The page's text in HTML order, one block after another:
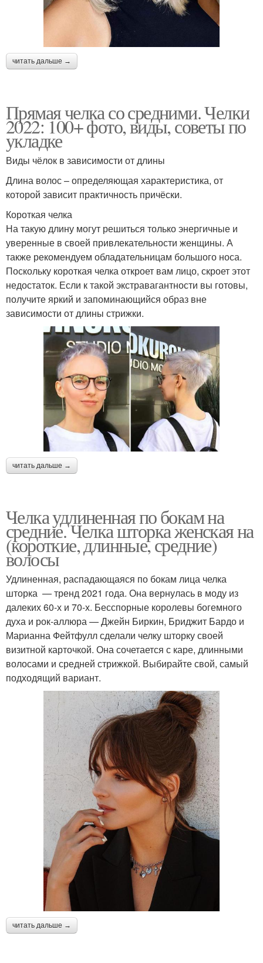
читать дальше →
Прямая челка со средними. Челки
2022: 100+ фото, виды, советы по
укладке
Виды чёлок в зависимости от длины
Длина волос – определяющая характеристика, от
которой зависит практичность причёски.
Короткая челка
На такую длину могут решиться только энергичные и
уверенные в своей привлекательности женщины. А
также рекомендуем обладательницам большого носа.
Поскольку короткая челка откроет вам лицо, скроет этот
недостаток. Если к такой экстравагантности вы готовы,
получите яркий и запоминающийся образ вне
зависимости от длины стрижки.
читать дальше →
Челка удлиненная по бокам на
средние. Челка шторка женская на
(короткие, длинные, средние)
волосы
Удлиненная, распадающаяся по бокам лица челка
шторка — тренд 2021 года. Она вернулась в моду из
далеких 60-х и 70-х. Бесспорные королевы богемного
духа и рок-аллюра — Джейн Биркин, Бриджит Бардо и
Марианна Фейтфулл сделали челку шторку своей
визитной карточкой. Она сочетается с каре, длинными
волосами и средней стрижкой. Выбирайте свой, самый
подходящий вариант.
читать дальше →